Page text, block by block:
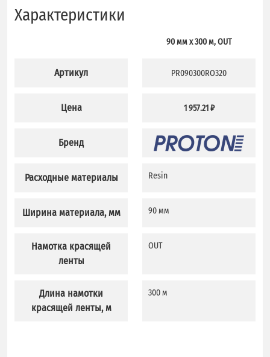
Характеристики
Артикул
Цена
Бренд
Расходные материалы
Ширина материала, мм
Намотка красящей
ленты
Длина намотки
красящей ленты, м
90 мм х 300 м, OUT
PR090300RO320
1 957.21 ₽
Resin
90 мм
OUT
300 м